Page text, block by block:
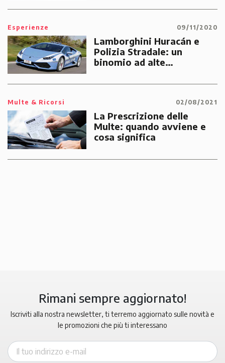
Esperienze 09/11/2020
Lamborghini Huracán e
Polizia Stradale: un
binomio ad alte
emergenze dei cittadini
Multe & Ricorsi 02/08/2021
La Prescrizione delle
Multe: quando avviene e
cosa significa
Rimani sempre aggiornato!
Iscriviti alla nostra newsletter, ti terremo aggiornato sulle novità e
le promozioni che più ti interessano